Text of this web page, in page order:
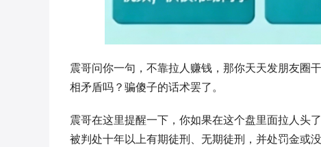
震哥问你一句，不靠拉人赚钱，那你天天发朋友圈
相矛盾吗？骗傻子的话术罢了。
震哥在这里提醒一下，你如果在这个盘里面拉人头
被判处十年以上有期徒刑、无期徒刑，并处罚金或